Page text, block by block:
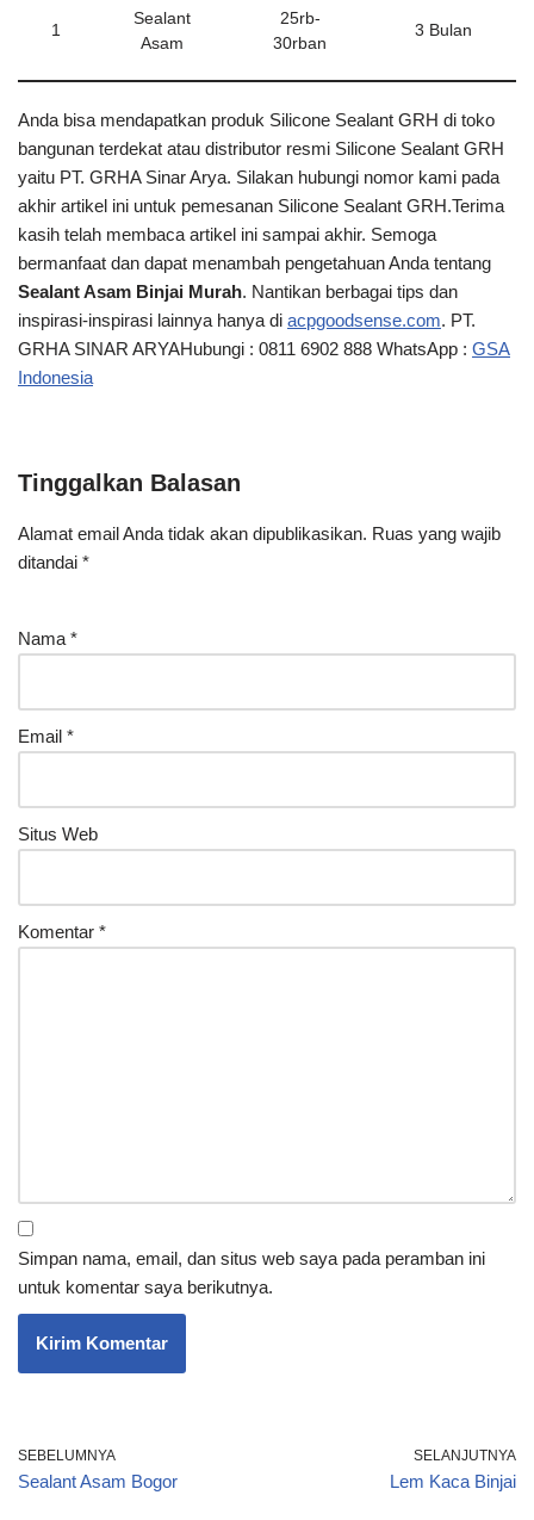
1
Sealant
Asam
25rb-
30rban
3 Bulan
Anda bisa mendapatkan produk Silicone Sealant GRH di toko
bangunan terdekat atau distributor resmi Silicone Sealant GRH
yaitu PT. GRHA Sinar Arya. Silakan hubungi nomor kami pada
akhir artikel ini untuk pemesanan Silicone Sealant GRH.Terima
kasih telah membaca artikel ini sampai akhir. Semoga
bermanfaat dan dapat menambah pengetahuan Anda tentang
Sealant Asam Binjai Murah. Nantikan berbagai tips dan
inspirasi-inspirasi lainnya hanya di acpgoodsense.com. PT.
GRHA SINAR ARYAHubungi : 0811 6902 888 WhatsApp : GSA
Indonesia
Tinggalkan Balasan
Alamat email Anda tidak akan dipublikasikan. Ruas yang wajib
ditandai *
Nama *
Email *
Situs Web
Komentar *
Simpan nama, email, dan situs web saya pada peramban ini
untuk komentar saya berikutnya.
SEBELUMNYA
Sealant Asam Bogor
SELANJUTNYA
Lem Kaca Binjai